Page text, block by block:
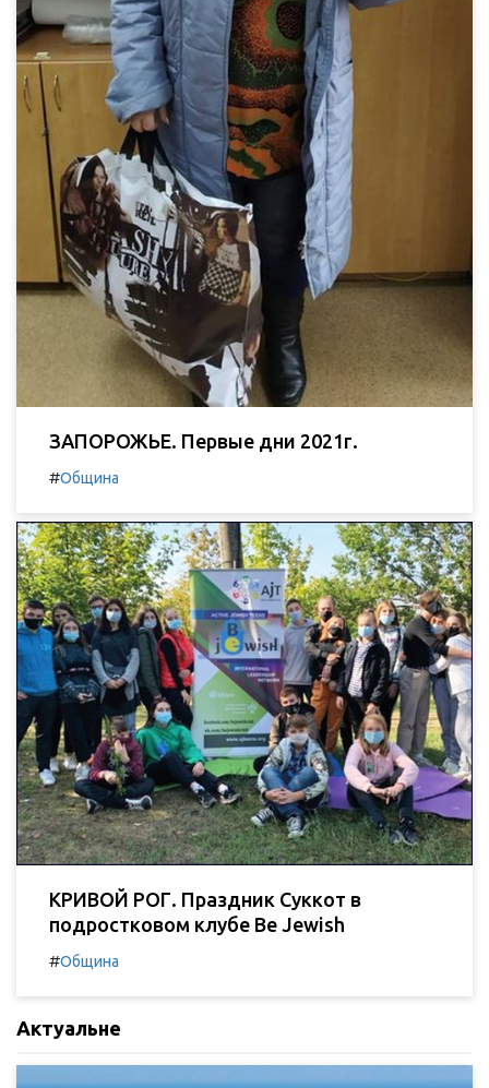
ЗАПОРОЖЬЕ. Первые дни 2021г.
#Община
КРИВОЙ РОГ. Праздник Суккот в
подростковом клубе Be Jewish
#Община
Актуальне